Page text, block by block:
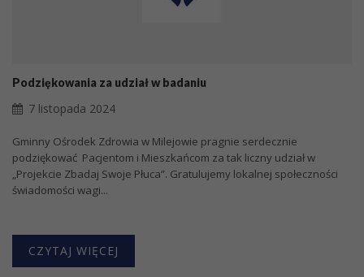
Podziękowania za udział w badaniu
7 listopada 2024
Gminny Ośrodek Zdrowia w Milejowie pragnie serdecznie
podziękować Pacjentom i Mieszkańcom za tak liczny udział w
„Projekcie Zbadaj Swoje Płuca”. Gratulujemy lokalnej społeczności
świadomości wagi...
CZYTAJ WIĘCEJ